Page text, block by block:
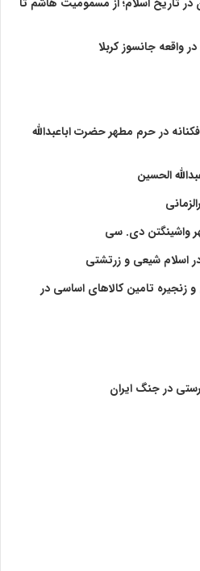
واقعه جانسوز کربلا
در حرم مطهر حضرت اباعبدالله
الحسین
واشينگتن دی. سی
اسلام شیعی و زرتشتی
زنجیره تامین کالاهای اساسی در
در جنگ ایران